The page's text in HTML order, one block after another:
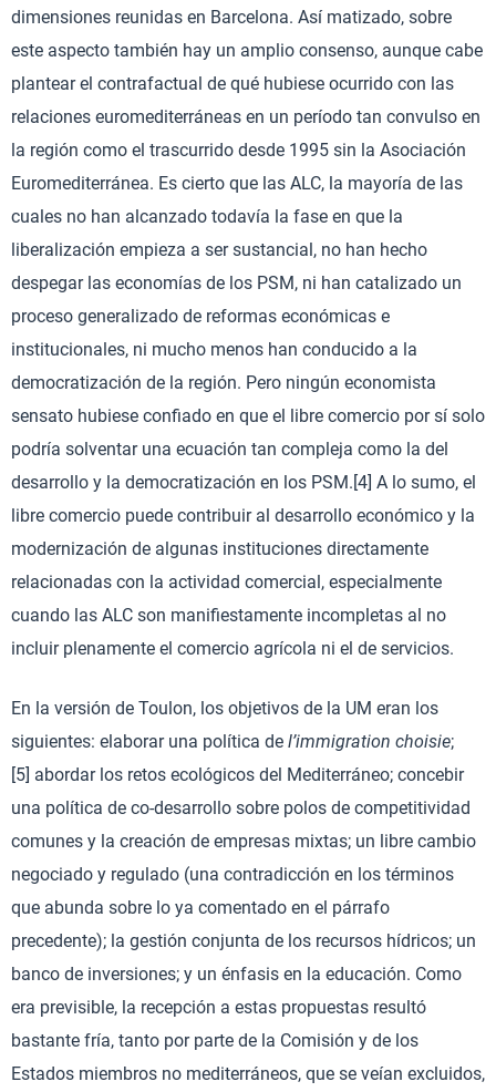
dimensiones reunidas en Barcelona. Así matizado, sobre
este aspecto también hay un amplio consenso, aunque cabe
plantear el contrafactual de qué hubiese ocurrido con las
relaciones euromediterráneas en un período tan convulso en
la región como el trascurrido desde 1995 sin la Asociación
Euromediterránea. Es cierto que las ALC, la mayoría de las
cuales no han alcanzado todavía la fase en que la
liberalización empieza a ser sustancial, no han hecho
despegar las economías de los PSM, ni han catalizado un
proceso generalizado de reformas económicas e
institucionales, ni mucho menos han conducido a la
democratización de la región. Pero ningún economista
sensato hubiese confiado en que el libre comercio por sí solo
podría solventar una ecuación tan compleja como la del
desarrollo y la democratización en los PSM.[4] A lo sumo, el
libre comercio puede contribuir al desarrollo económico y la
modernización de algunas instituciones directamente
relacionadas con la actividad comercial, especialmente
cuando las ALC son manifiestamente incompletas al no
incluir plenamente el comercio agrícola ni el de servicios.
En la versión de Toulon, los objetivos de la UM eran los
siguientes: elaborar una política de l’immigration choisie;
[5] abordar los retos ecológicos del Mediterráneo; concebir
una política de co-desarrollo sobre polos de competitividad
comunes y la creación de empresas mixtas; un libre cambio
negociado y regulado (una contradicción en los términos
que abunda sobre lo ya comentado en el párrafo
precedente); la gestión conjunta de los recursos hídricos; un
banco de inversiones; y un énfasis en la educación. Como
era previsible, la recepción a estas propuestas resultó
bastante fría, tanto por parte de la Comisión y de los
Estados miembros no mediterráneos, que se veían excluidos,